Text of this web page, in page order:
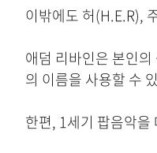
이밖에도 허(H.E.R),
애덤 리바인은 본인
의 이름을 사용할 수
한편, 1세기 팝음악을